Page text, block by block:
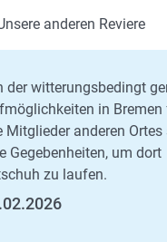
anderen Reviere
der witterungsbedingt
in Bremen
Mitglieder anderen Ortes
Gegebenheiten, um dort
zu laufen.